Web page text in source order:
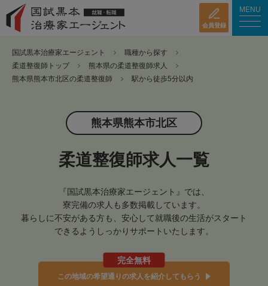
会員登録
MENU
国試黒本治療家エージェント
職種から探す
柔道整復師トップ
熊本県の柔道整復師求人
熊本県熊本市北区の柔道整復師
駅から徒歩5分以内
熊本県熊本市北区
柔道整復師求人一覧
『国試黒本治療家エージェント』では、
寮完備の求人も多数掲載しています。
暮らしに不安がある方も、安心して就職後の生活がスタート
できるようしっかりサポートいたします。
完全無料
この地域の希望通りの求人を紹介してもらう